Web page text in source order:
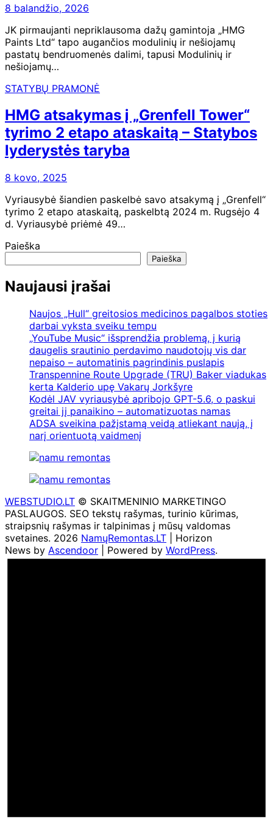
8 balandžio, 2026
JK pirmaujanti nepriklausoma dažų gamintoja „HMG
Paints Ltd“ tapo augančios modulinių ir nešiojamų
pastatų bendruomenės dalimi, tapusi Modulinių ir
nešiojamų…
STATYBŲ PRAMONĖ
HMG atsakymas į „Grenfell Tower“
tyrimo 2 etapo ataskaitą – Statybos
lyderystės taryba
8 kovo, 2025
Vyriausybė šiandien paskelbė savo atsakymą į „Grenfell“
tyrimo 2 etapo ataskaitą, paskelbtą 2024 m. Rugsėjo 4
d. Vyriausybė priėmė 49…
Paieška
Paieška
Naujausi įrašai
Naujos „Hull“ greitosios medicinos pagalbos stoties
darbai vyksta sveiku tempu
„YouTube Music“ išsprendžia problemą, į kurią
daugelis srautinio perdavimo naudotojų vis dar
nepaiso – automatinis pagrindinis puslapis
Transpennine Route Upgrade (TRU) Baker viadukas
kerta Kalderio upę Vakarų Jorkšyre
Kodėl JAV vyriausybė apribojo GPT-5.6, o paskui
greitai jį panaikino – automatizuotas namas
ADSA sveikina pažįstamą veidą atliekant naują, į
narį orientuotą vaidmenį
WEBSTUDIO.LT © SKAITMENINIO MARKETINGO
PASLAUGOS. SEO tekstų rašymas, turinio kūrimas,
straipsnių rašymas ir talpinimas į mūsų valdomas
svetaines. 2026 NamųRemontas.LT | Horizon
News by Ascendoor | Powered by WordPress.